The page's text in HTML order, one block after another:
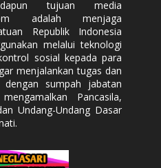
tujuan media
adalah menjaga
Republik Indonesia
melalui teknologi
sosial kepada para
menjalankan tugas dan
sumpah jabatan
Pancasila,
Undang-Undang Dasar